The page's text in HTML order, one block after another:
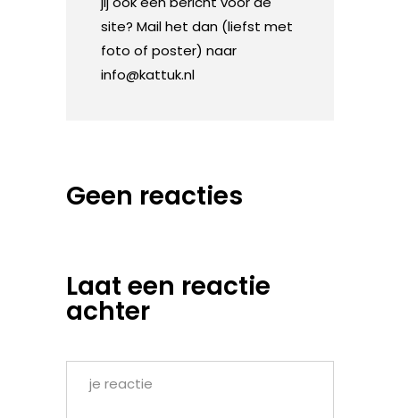
site? Mail het dan (liefst met
foto of poster) naar
info@kattuk.nl
Geen reacties
Laat een reactie
achter